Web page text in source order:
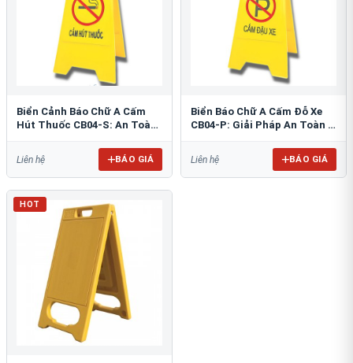
Biển Cảnh Báo Chữ A Cấm
Hút Thuốc CB04-S: An Toàn
Liên hệ BÁO GIÁ
Biển Báo Chữ A Cấm Đỗ Xe
CB04-P: Giải Pháp An Toàn &
Liên hệ BÁO GIÁ
HOT